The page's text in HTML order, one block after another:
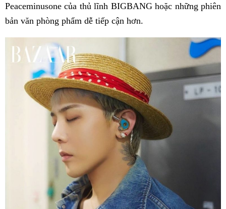
Peaceminusone của thủ lĩnh BIGBANG hoặc những phiên
bản văn phòng phẩm dễ tiếp cận hơn.